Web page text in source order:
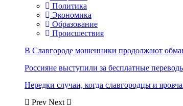
Политика
Экономика
Образование
Происшествия
В Славгороде мошенники продолжают
Россияне выступили за бесплатные
Нередки случаи, когда славгородцы и
Prev Next